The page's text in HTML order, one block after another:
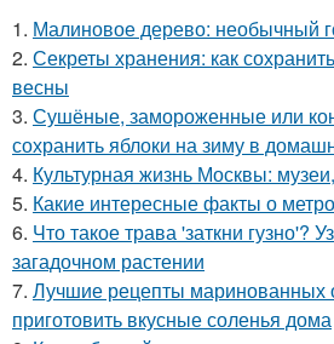
1. Малиновое дерево: необычный
2. Секреты хранения: как
весны
3. Сушёные, замороженные или
сохранить яблоки на зиму в
4. Культурная жизнь Москвы:
5. Какие интересные факты о
6. Что такое трава 'заткни гузно'?
загадочном растении
7. Лучшие рецепты маринованных
приготовить вкусные соленья дома